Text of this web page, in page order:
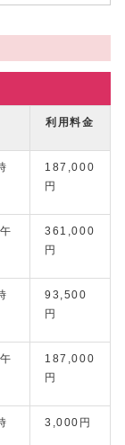
利用料金
187,000
円
361,000
円
93,500
円
187,000
円
3,000円